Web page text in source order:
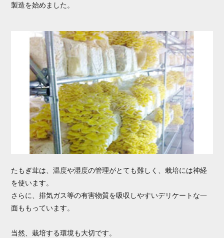
製造を始めました。
たもぎ茸は、温度や湿度の管理がとても難しく、栽培には神経
を使います。
さらに、排気ガス等の有害物質を吸収しやすいデリケートな一
面ももっています。
当然、栽培する環境も大切です。